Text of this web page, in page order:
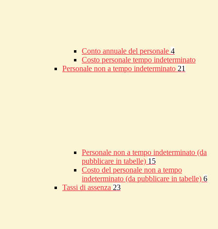
Conto annuale del personale 4
Costo personale tempo indeterminato
Personale non a tempo indeterminato 21
Personale non a tempo indeterminato (da
pubblicare in tabelle) 15
Costo del personale non a tempo
indeterminato (da pubblicare in tabelle) 6
Tassi di assenza 23